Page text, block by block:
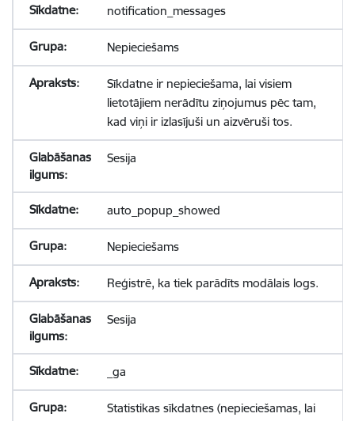
notification_messages
Nepieciešams
Sīkdatne ir nepieciešama, lai visiem
lietotājiem nerādītu ziņojumus pēc tam,
kad viņi ir izlasījuši un aizvēruši tos.
Sesija
auto_popup_showed
Nepieciešams
Reģistrē, ka tiek parādīts modālais logs.
Sesija
_ga
Statistikas sīkdatnes (nepieciešamas, lai